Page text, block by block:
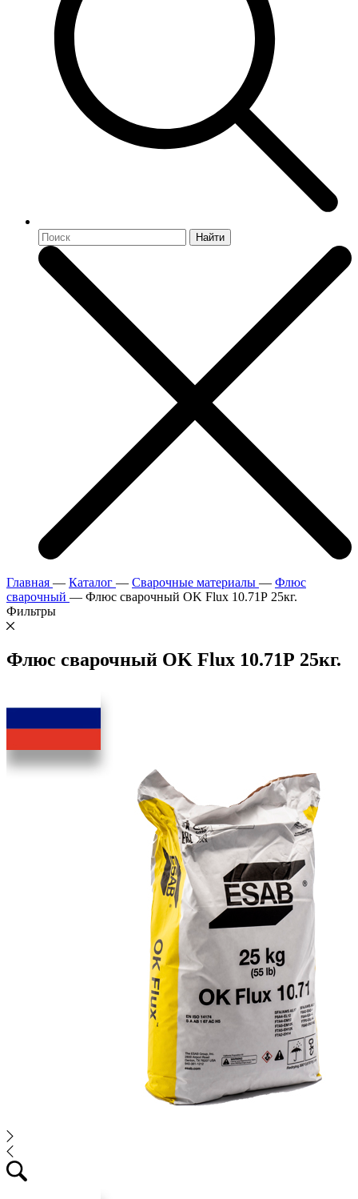
Найти
Главная — Каталог — Сварочные материалы — Флюс
сварочный — Флюс сварочный OK Flux 10.71Р 25кг.
Фильтры
Флюс сварочный OK Flux 10.71Р 25кг.